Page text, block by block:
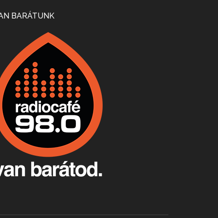
Apr 24, 2026 • 00:38:10
Villány, kékfrankos, Jackfall
Apr 17, 2026 • 00:35:38
Apr 9, 2026 • 00:37:17
BARÁTUNK